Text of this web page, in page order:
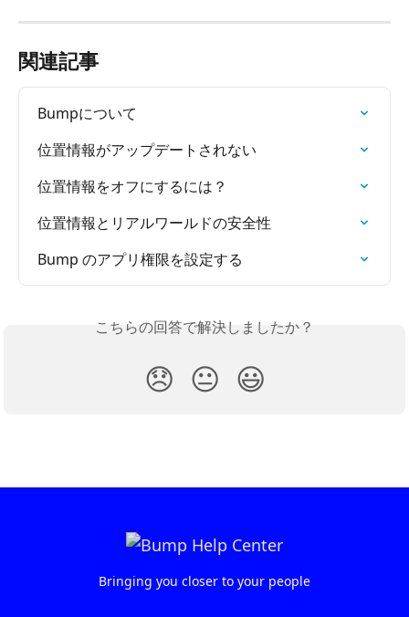
関連記事
Bumpについて
位置情報がアップデートされない
位置情報をオフにするには？
位置情報とリアルワールドの安全性
Bump のアプリ権限を設定する
こちらの回答で解決しましたか？
😞 😐 😃
Bringing you closer to your people